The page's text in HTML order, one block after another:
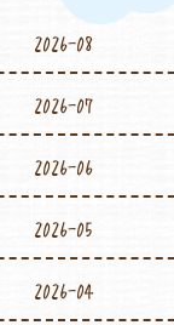
2026-08
2026-07
2026-06
2026-05
2026-04